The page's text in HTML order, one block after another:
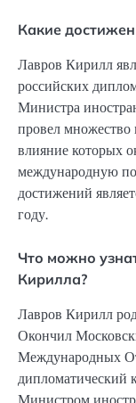
Какие
Лавров Кирилл
российских
Министра
провел множество
влияние которых
международную
достижений
году.
Что можно
Кирилла?
Лавров Кирилл
Окончил
Международных
дипломатический